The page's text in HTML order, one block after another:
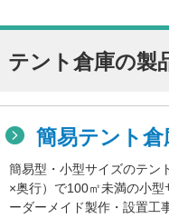
テント倉庫の製
簡易テント倉
簡易型・小型サイズのテン
×奥行）で100㎡未満の小
ーダーメイド製作・設置工